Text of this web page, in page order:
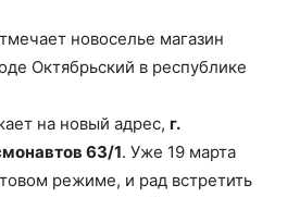
новоселье магазин
Октябрьский в республике
на новый адрес, г.
63/1. Уже 19 марта
режиме, и рад встретить